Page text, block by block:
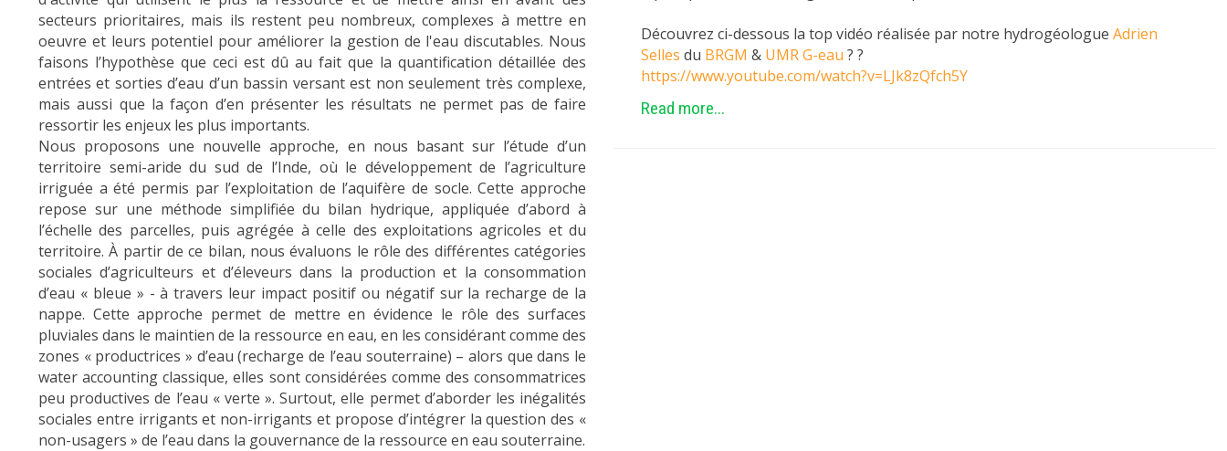
secteurs prioritaires, mais ils restent peu nombreux, complexes à mettre en
oeuvre et leurs potentiel pour améliorer la gestion de l'eau discutables. Nous
faisons l’hypothèse que ceci est dû au fait que la quantification détaillée des
entrées et sorties d’eau d’un bassin versant est non seulement très complexe,
mais aussi que la façon d’en présenter les résultats ne permet pas de faire
ressortir les enjeux les plus importants.
Nous proposons une nouvelle approche, en nous basant sur l’étude d’un
territoire semi-aride du sud de l’Inde, où le développement de l’agriculture
irriguée a été permis par l’exploitation de l’aquifère de socle. Cette approche
repose sur une méthode simplifiée du bilan hydrique, appliquée d’abord à
l’échelle des parcelles, puis agrégée à celle des exploitations agricoles et du
territoire. À partir de ce bilan, nous évaluons le rôle des différentes catégories
sociales d’agriculteurs et d’éleveurs dans la production et la consommation
d’eau « bleue » - à travers leur impact positif ou négatif sur la recharge de la
nappe. Cette approche permet de mettre en évidence le rôle des surfaces
pluviales dans le maintien de la ressource en eau, en les considérant comme des
zones « productrices » d’eau (recharge de l’eau souterraine) – alors que dans le
water accounting classique, elles sont considérées comme des consommatrices
peu productives de l’eau « verte ». Surtout, elle permet d’aborder les inégalités
sociales entre irrigants et non-irrigants et propose d’intégrer la question des «
non-usagers » de l’eau dans la gouvernance de la ressource en eau souterraine.
Découvrez ci-dessous la top vidéo réalisée par notre hydrogéologue Adrien
Selles du BRGM & UMR G-eau ? ?
https://www.youtube.com/watch?v=LJk8zQfch5Y
Read more...